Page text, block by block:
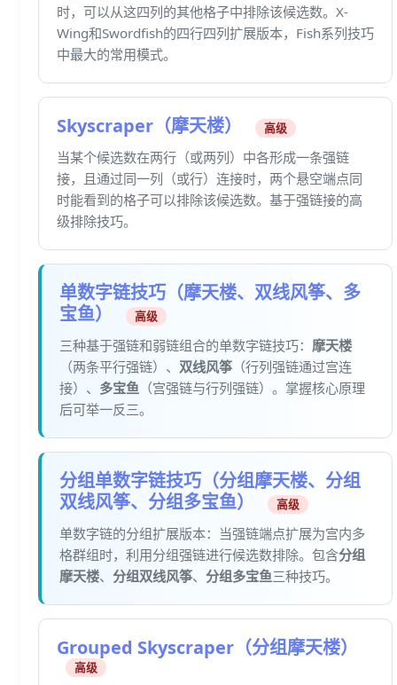
时，可以从这四列的其他格子中排除该候选数。X-
Wing和Swordfish的四行四列扩展版本，Fish系列技巧
中最大的常用模式。
Skyscraper（摩天楼） 高级
当某个候选数在两行（或两列）中各形成一条强链
接，且通过同一列（或行）连接时，两个悬空端点同
时能看到的格子可以排除该候选数。基于强链接的高
级排除技巧。
单数字链技巧（摩天楼、双线风筝、多
宝鱼）
高级
三种基于强链和弱链组合的单数字链技巧： 摩天楼
（两条平行强链）、 双线风筝 （行列强链通过宫连
接）、 多宝鱼 （宫强链与行列强链）。掌握核心原理
后可举一反三。
分组单数字链技巧（分组摩天楼、分组
双线风筝、分组多宝鱼）
高级
单数字链的分组扩展版本：当强链端点扩展为宫内多
格群组时，利用分组强链进行候选数排除。包含分组
摩天楼、 分组双线风筝、 分组多宝鱼三种技巧。
Grouped Skyscraper（分组摩天楼）
高级